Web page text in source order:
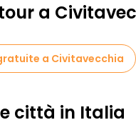
a
a Civitavecchia
città in Italia